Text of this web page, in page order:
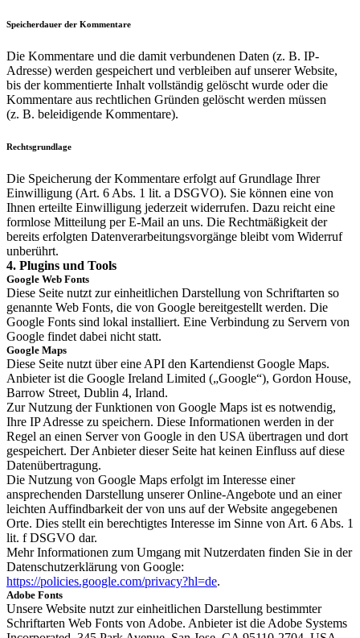
Speicherdauer der Kommentare
Die Kommentare und die damit verbundenen Daten (z. B. IP-
Adresse) werden gespeichert und verbleiben auf unserer Website,
bis der kommentierte Inhalt vollständig gelöscht wurde oder die
Kommentare aus rechtlichen Gründen gelöscht werden müssen
(z. B. beleidigende Kommentare).
Rechtsgrundlage
Die Speicherung der Kommentare erfolgt auf Grundlage Ihrer
Einwilligung (Art. 6 Abs. 1 lit. a DSGVO). Sie können eine von
Ihnen erteilte Einwilligung jederzeit widerrufen. Dazu reicht eine
formlose Mitteilung per E-Mail an uns. Die Rechtmäßigkeit der
bereits erfolgten Datenverarbeitungsvorgänge bleibt vom Widerruf
unberührt.
4. Plugins und Tools
Google Web Fonts
Diese Seite nutzt zur einheitlichen Darstellung von Schriftarten so
genannte Web Fonts, die von Google bereitgestellt werden. Die
Google Fonts sind lokal installiert. Eine Verbindung zu Servern von
Google findet dabei nicht statt.
Google Maps
Diese Seite nutzt über eine API den Kartendienst Google Maps.
Anbieter ist die Google Ireland Limited („Google“), Gordon House,
Barrow Street, Dublin 4, Irland.
Zur Nutzung der Funktionen von Google Maps ist es notwendig,
Ihre IP Adresse zu speichern. Diese Informationen werden in der
Regel an einen Server von Google in den USA übertragen und dort
gespeichert. Der Anbieter dieser Seite hat keinen Einfluss auf diese
Datenübertragung.
Die Nutzung von Google Maps erfolgt im Interesse einer
ansprechenden Darstellung unserer Online-Angebote und an einer
leichten Auffindbarkeit der von uns auf der Website angegebenen
Orte. Dies stellt ein berechtigtes Interesse im Sinne von Art. 6 Abs. 1
lit. f DSGVO dar.
Mehr Informationen zum Umgang mit Nutzerdaten finden Sie in der
Datenschutzerklärung von Google:
https://policies.google.com/privacy?hl=de.
Adobe Fonts
Unsere Website nutzt zur einheitlichen Darstellung bestimmter
Schriftarten Web Fonts von Adobe. Anbieter ist die Adobe Systems